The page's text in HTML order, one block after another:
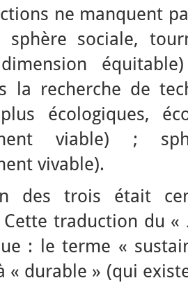
ne manquent
sphère sociale,
la recherche de
écologiques,
viable) ;
vivable).
des trois était
traduction du «
: le terme «
« durable » (qui